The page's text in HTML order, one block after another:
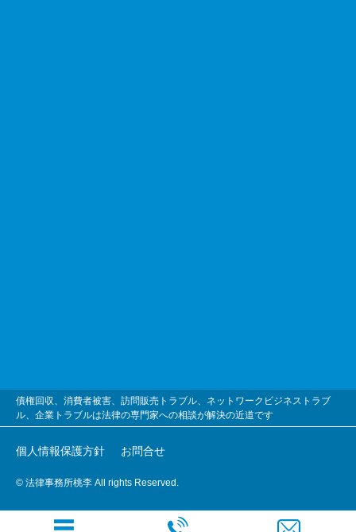
債権回収、消費者被害、訪問販売トラブル、ネットワークビジネストラブ
ル、企業トラブルは法律の専門家への相談が解決の近道です
個人情報保護方針 お問合せ
© 法律事務所桃李 All rights Reserved.